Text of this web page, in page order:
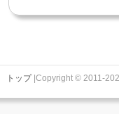
トップ|Copyright © 2011-